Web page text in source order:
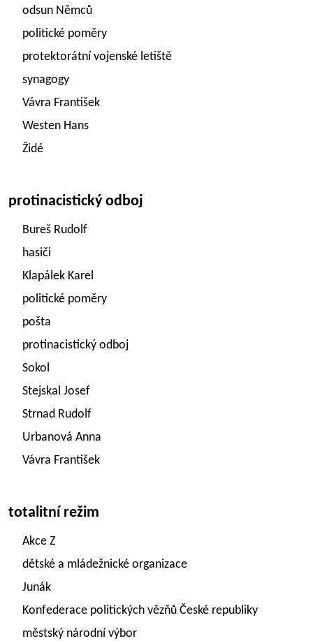
odsun Němců
politické poměry
protektorátní vojenské letiště
synagogy
Vávra František
Westen Hans
Židé
protinacistický odboj
Bureš Rudolf
hasiči
Klapálek Karel
politické poměry
pošta
protinacistický odboj
Sokol
Stejskal Josef
Strnad Rudolf
Urbanová Anna
Vávra František
totalitní režim
Akce Z
dětské a mládežnické organizace
Junák
Konfederace politických vězňů České republiky
městský národní výbor